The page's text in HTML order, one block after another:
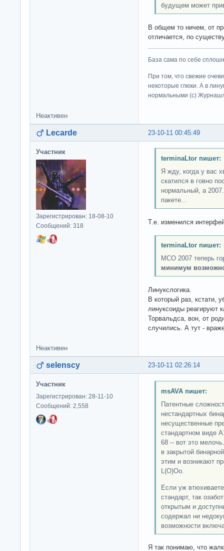
будущем может
В общем то ничем, от
отличается, по
База сама по себе
При том, что свежие
некоторые глюки. А в
нормальными (c)
Неактивен
23-10-11 00:45:49
Lecarde
Участник
Зарегистрирован: 18-08-10
Сообщений: 318
terminaLtor пишет:
Я жду, когда у вас
скатился в говно
нормальный, а
пакете...
Т.е. изменился
terminaLtor пишет:
МСО 2007 теперь
минимум
Линукслогика.
В который раз, кстати,
линуксоиды реагируют
Торвальдса, вон, от
случились. А тут -
Неактивен
23-10-11 02:26:14
selenscy
Участник
Зарегистрирован: 28-11-10
Сообщений: 2,558
msAVA пишет:
Патентные
нестандартных
несущественные
стандартном виде
68 -- вот это
в закрытой
этим и возникают
L(O)Oo.
Если уж
стандарт, так
открытым и
содержал ни
возможности
Я так понимаю, что